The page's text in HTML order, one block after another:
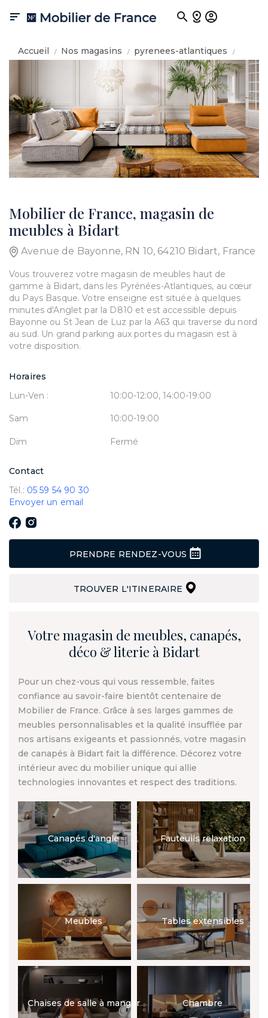

Accueil Nos magasins
pyrenees-atlantiques
Mobilier de France, magasin de
meubles à Bidart
Avenue de Bayonne, RN 10, 64210 Bidart, France
Vous trouverez votre magasin de meubles haut de
gamme à Bidart, dans les Pyrénées-Atlantiques, au cœur
du Pays Basque. Votre enseigne est située à quelques
minutes d'Anglet par la D810 et est accessible depuis
Bayonne ou St Jean de Luz par la A63 qui traverse du nord
au sud. Un grand parking aux portes du magasin est à
votre disposition.
Horaires
Lun-Ven :
10:00-12:00, 14:00-19:00
Sam 10:00-19:00
Dim Fermé
Contact
Tél.: 05 59 54 90 30
Envoyer un email
PRENDRE RENDEZ-VOUS
TROUVER L'ITINERAIRE
Votre magasin de meubles, canapés,
déco & literie à Bidart
Pour un chez-vous qui vous ressemble, faites
confiance au savoir-faire bientôt centenaire de
Mobilier de France. Grâce à ses larges gammes de
meubles personnalisables et la qualité insufflée par
nos artisans exigeants et passionnés, votre magasin
de canapés à Bidart fait la différence. Décorez votre
intérieur avec du mobilier unique qui allie
technologies innovantes et respect des traditions.
Canapés d'angle Fauteuils relaxation
Meubles Tables extensibles
Chaises de salle à manger Chambre